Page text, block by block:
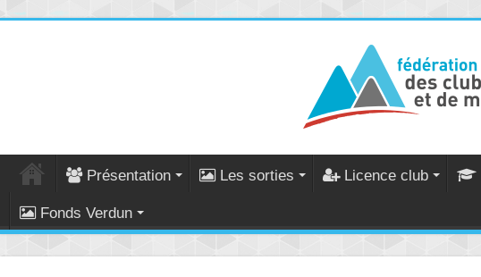
Présentation Les sorties Licence club
Fonds Verdun